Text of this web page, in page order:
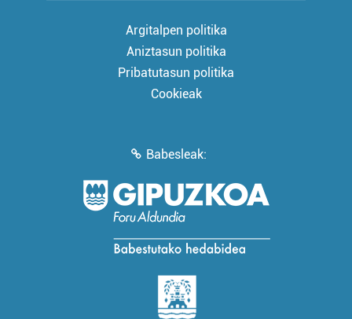
Argitalpen politika
Aniztasun politika
Pribatutasun politika
Cookieak
Babesleak: